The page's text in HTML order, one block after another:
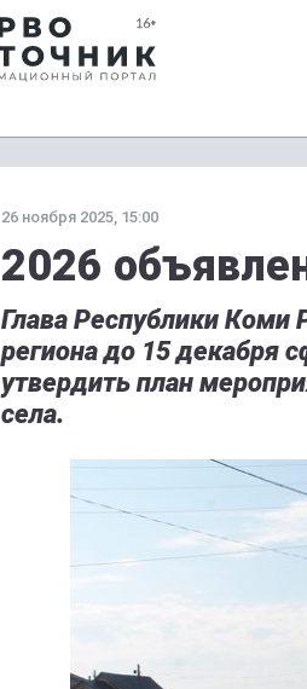
26 ноября 2025, 15:00
2026
Глава Республики Коми
региона до 15 декабря
утвердить план
села.